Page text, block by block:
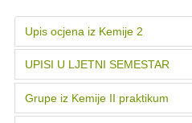
Upis ocjena iz Kemije 2
UPISI U LJETNI SEMESTAR
Grupe iz Kemije II praktikum